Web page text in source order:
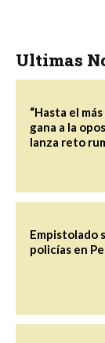
Ultimas
“Hasta el
gana a la
lanza reto
Empistolado
policías en